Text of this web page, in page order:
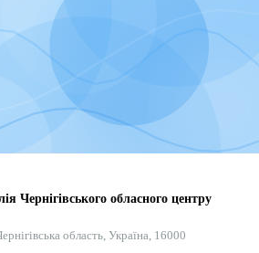
Чернігівського обласного центру
область, Україна, 16000